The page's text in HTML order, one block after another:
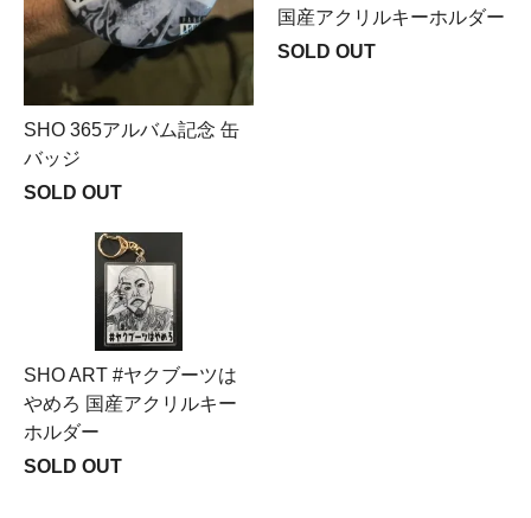
SHO 365アルバム記念 缶
バッジ
SOLD OUT
国産アクリルキーホルダー
SOLD OUT
SHO ART #ヤクブーツは
やめろ 国産アクリルキー
ホルダー
SOLD OUT